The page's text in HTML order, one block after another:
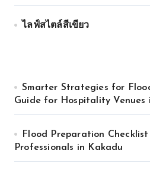
ไลฟ์สไตล์สีเขียว
Smarter Strategies for
Guide for Hospitality
Flood Preparation
Professionals in Kakadu